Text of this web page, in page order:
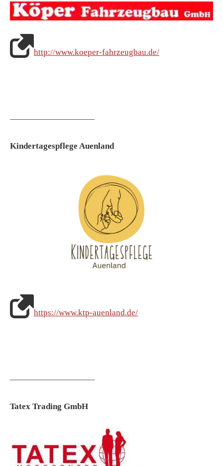
http://www.koeper-fahrzeugbau.de/
——————————
Kindertagespflege Auenland
https://www.ktp-auenland.de/
——————————
Tatex Trading GmbH